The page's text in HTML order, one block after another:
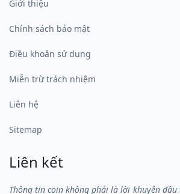
Giới thiệu
Chính sách bảo mật
Điều khoản sử dụng
Miễn trừ trách nhiệm
Liên hệ
Sitemap
Liên kết
Thông tin coin không phải là lời khuyên